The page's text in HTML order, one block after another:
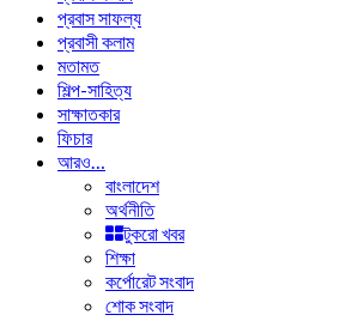
প্রবাস সাফল্য
প্রবাসী কলাম
মতামত
শিল্প-সাহিত্য
সাক্ষাতকার
ফিচার
আরও…
বাংলাদেশ
অর্থনীতি
টুকরো খবর
শিক্ষা
কর্পোরেট সংবাদ
শোক সংবাদ